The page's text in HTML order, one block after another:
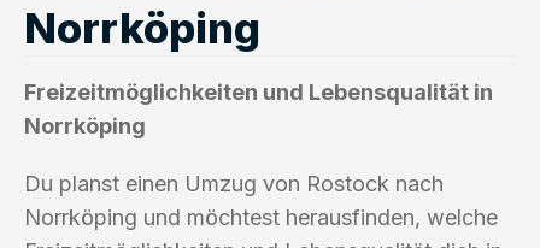
Norrköping
Freizeitmöglichkeiten und Lebensqualität in
Norrköping
Du planst einen Umzug von Rostock nach
Norrköping und möchtest herausfinden, welche